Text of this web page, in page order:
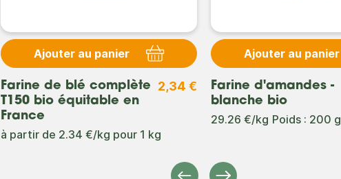
Ajouter au panier
Farine de blé complète
T150 bio équitable en
France
2,34 €
à partir de 2.34 €/kg pour 1 kg
Ajouter au panier
Farine d'amandes -
blanche bio
29.26 €/kg Poids : 200 g